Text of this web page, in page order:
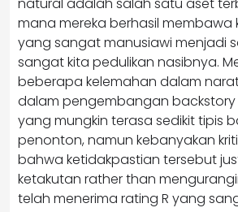
mana mereka berhasil membawa
yang sangat manusiawi menjadi
sangat kita pedulikan nasibnya.
beberapa kelemahan dalam
dalam pengembangan
yang mungkin terasa sedikit tipis
penonton, namun kebanyakan
bahwa ketidakpastian tersebut
ketakutan rather than
telah menerima rating R yang